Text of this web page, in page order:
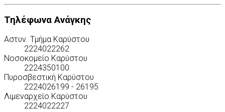
Τηλέφωνα Ανάγκης
Αστυν. Τμήμα Καρύστου
2224022262
Νοσοκομείο Καρύστου
2224350100
Πυροσβεστική Καρύστου
2224026199 - 26195
Λιμεναρχείο Καρύστου
2224022227